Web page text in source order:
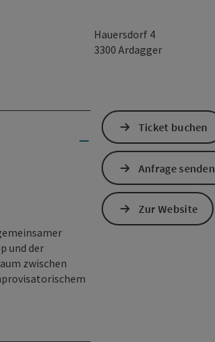
Hauersdorf 4
3300 Ardagger
und der
zwischen
Ticket buchen
Anfrage senden
Zur Website